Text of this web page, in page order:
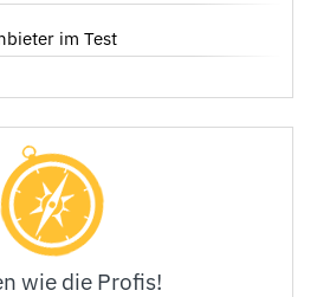
im Test
wie die Profis!